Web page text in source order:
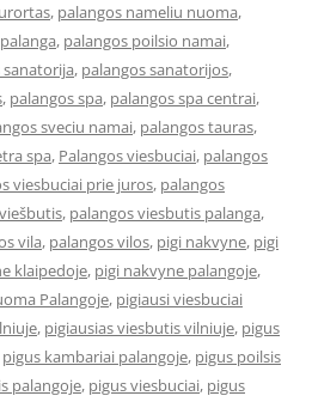
, palangos nameliu nuoma,
, palangos poilsio namai,
, palangos sanatorijos,
, palangos spa, palangos spa centrai,
sveciu namai, palangos tauras,
spa, Palangos viesbuciai, palangos
viesbuciai prie juros, palangos
, palangos viesbutis palanga,
vila, palangos vilos, pigi nakvyne, pigi
klaipedoje, pigi nakvyne palangoje,
Palangoje, pigiausi viesbuciai
, pigiausias viesbutis vilniuje, pigus
pigus kambariai palangoje, pigus poilsis
palangoje, pigus viesbuciai, pigus